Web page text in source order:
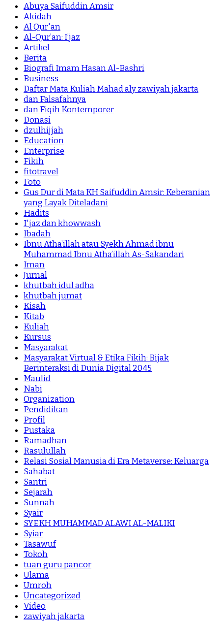
Abuya Saifuddin Amsir
Akidah
Al Qur'an
Al-Qur’an: I’jaz
Artikel
Berita
Biografi Imam Hasan Al-Bashri
Business
Daftar Mata Kuliah Mahad aly zawiyah jakarta
dan Falsafahnya
dan Fiqih Kontemporer
Donasi
dzulhijjah
Education
Enterprise
Fikih
fitotravel
Foto
Gus Dur di Mata KH Saifuddin Amsir: Keberanian
yang Layak Diteladani
Hadits
I'jaz dan khowwash
Ibadah
Ibnu Atha’illah atau Syekh Ahmad ibnu
Muhammad Ibnu Atha’illah As-Sakandari
Iman
Jurnal
khutbah idul adha
khutbah jumat
Kisah
Kitab
Kuliah
Kursus
Masyarakat
Masyarakat Virtual & Etika Fikih: Bijak
Berinteraksi di Dunia Digital 2045
Maulid
Nabi
Organization
Pendidikan
Profil
Pustaka
Ramadhan
Rasulullah
Relasi Sosial Manusia di Era Metaverse: Keluarga
Sahabat
Santri
Sejarah
Sunnah
Syair
SYEKH MUHAMMAD ALAWI AL-MALIKI
Syiar
Tasawuf
Tokoh
tuan guru pancor
Ulama
Umroh
Uncategorized
Video
zawiyah jakarta